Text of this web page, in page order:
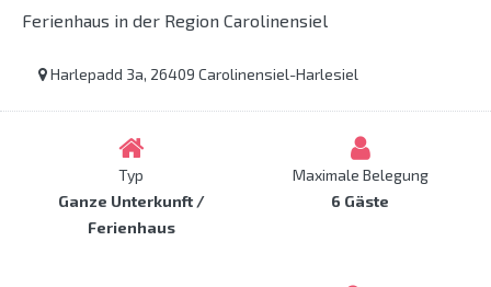
Ferienhaus in der Region Carolinensiel
Harlepadd 3a, 26409 Carolinensiel-Harlesiel
Typ
Ganze Unterkunft /
Ferienhaus
Maximale Belegung
6 Gäste